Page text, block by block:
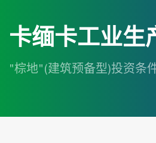
卡缅卡工业
"棕地"(建筑预备型)投资条